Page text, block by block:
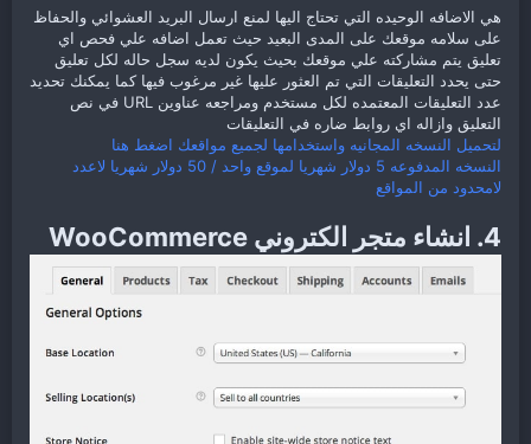
هي الاضافه الوحيده التي تحتاج اليها لمنع ارسال البريد العشوائي والحفاظ
على سلامه موقعك على المدى البعيد حيث تعمل اضافه علي فحص اي
تعليق يتم مشاركته علي موقعك بحيث يكون لديه سجل حاله لكل تعليق
حتى يحدد التعليقات التي تم العثور عليها غير مرغوب فيها كما يمكنك تحديد
عدد التعليقات المعتمده لكل مستخدم ومراجعه عناوين URL في نص
التعليق وازاله اي روابط ضاره في التعليقات
لتحميل النسخه المجانيه واستخدامها لجميع مواقعك اضغط هنا
النسخه المدفوعه 5 دولار شهريا لموقع واحد / 50 دولار شهريا لاعدد
لامحدود من المواقع
4. انشاء متجر الكتروني WooCommerce